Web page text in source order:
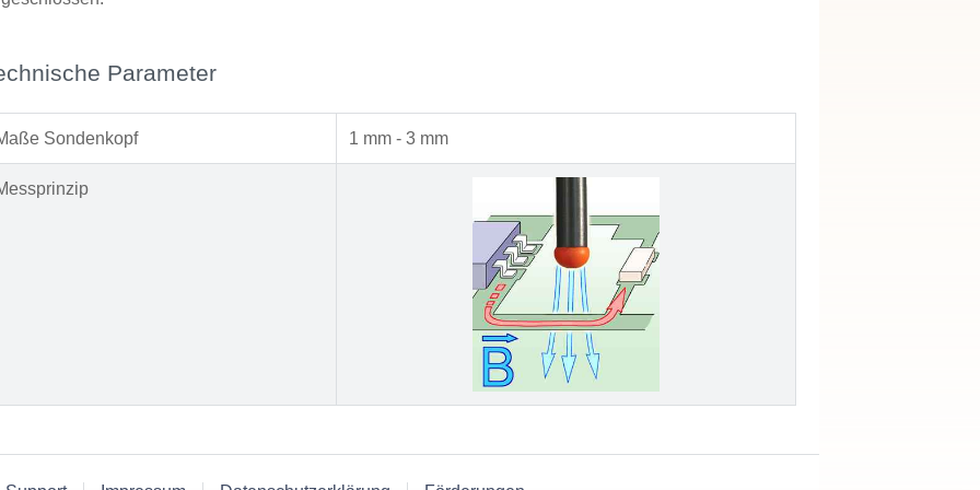
Parameter
Sondenkopf 1 mm - 3 mm